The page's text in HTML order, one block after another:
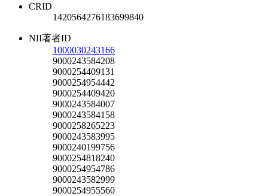
CRID
1420564276183699840
NII著者ID
1000030243166
9000243584208
9000254409131
9000254954442
9000254409420
9000243584007
9000243584158
9000258265223
9000243583995
9000240199756
9000254818240
9000254954786
9000243582999
9000254955560